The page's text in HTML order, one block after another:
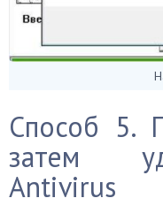
Способ 5.
затем
Antivirus